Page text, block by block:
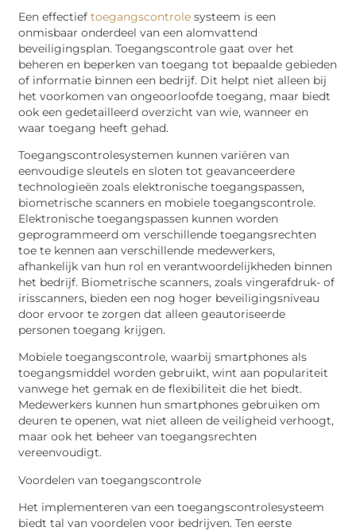
Een effectieftoegangscontrole systeem is een
onmisbaar onderdeel van een alomvattend
beveiligingsplan. Toegangscontrole gaat over het
beheren en beperken van toegang tot bepaalde gebieden
of informatie binnen een bedrijf. Dit helpt niet alleen bij
het voorkomen van ongeoorloofde toegang, maar biedt
ook een gedetailleerd overzicht van wie, wanneer en
waar toegang heeft gehad.
Toegangscontrolesystemen kunnen variëren van
eenvoudige sleutels en sloten tot geavanceerdere
technologieën zoals elektronische toegangspassen,
biometrische scanners en mobiele toegangscontrole.
Elektronische toegangspassen kunnen worden
geprogrammeerd om verschillende toegangsrechten
toe te kennen aan verschillende medewerkers,
afhankelijk van hun rol en verantwoordelijkheden binnen
het bedrijf. Biometrische scanners, zoals vingerafdruk- of
irisscanners, bieden een nog hoger beveiligingsniveau
door ervoor te zorgen dat alleen geautoriseerde
personen toegang krijgen.
Mobiele toegangscontrole, waarbij smartphones als
toegangsmiddel worden gebruikt, wint aan populariteit
vanwege het gemak en de flexibiliteit die het biedt.
Medewerkers kunnen hun smartphones gebruiken om
deuren te openen, wat niet alleen de veiligheid verhoogt,
maar ook het beheer van toegangsrechten
vereenvoudigt.
Voordelen van toegangscontrole
Het implementeren van een toegangscontrolesysteem
biedt tal van voordelen voor bedrijven. Ten eerste